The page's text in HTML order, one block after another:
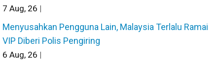
7 Aug, 26 |
Menyusahkan Pengguna Lain, Malaysia Terlalu Ramai
VIP Diberi Polis Pengiring
6 Aug, 26 |